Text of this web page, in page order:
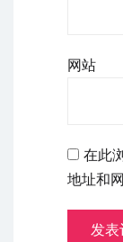
网站
在此
地址和